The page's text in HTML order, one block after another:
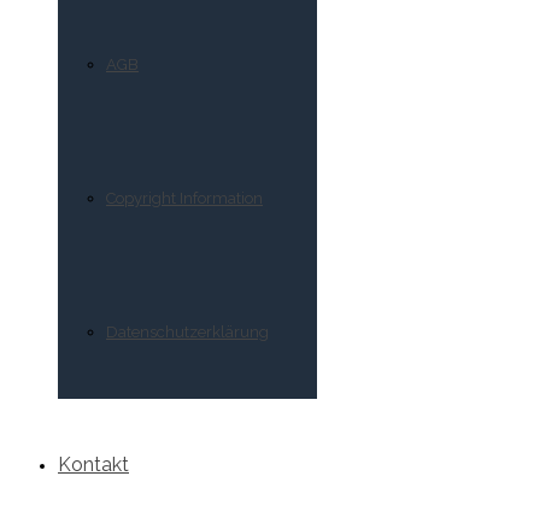
AGB
Copyright Information
Datenschutzerklärung
Kontakt